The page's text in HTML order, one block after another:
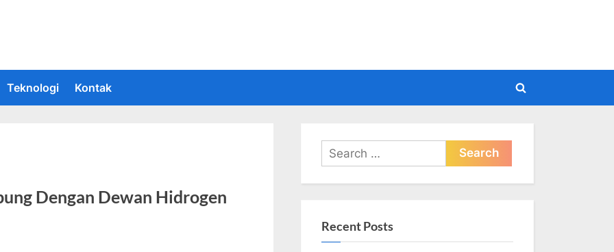
Teknologi Kontak
Toggle
Dengan Dewan Hidrogen
Search
for:
Recent Posts